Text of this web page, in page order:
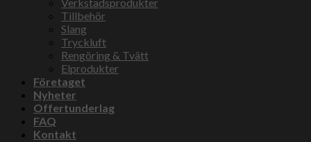
Tillbehör
Slang
Tryckluft
Rengöring & Tvätt
Elprodukter
Företaget
Nyheter
Offertunderlag
FAQ
Kontakt